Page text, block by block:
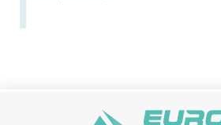
однорычажный скрытого монтажа Bau